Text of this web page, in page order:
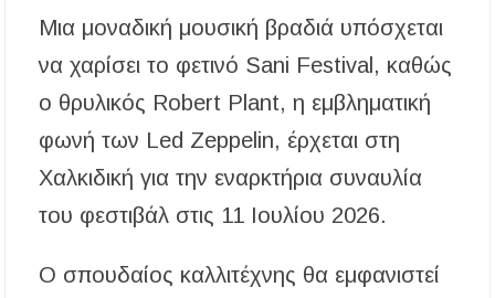
Χαλκιδική: Απαγόρευση κυκλοφορίας σε
δασικές περιοχές την Κυριακή 9 Αυγούστου
λόγω υψηλού κινδύνου πυρκαγιάς
Η Ελένη Τσαλιγοπούλου στη Σιθωνία –
Συναυλία στο Γυμνάσιο Νέου Μαρμαρά
τηλεφωνικής εξαπάτησης ανηλίκου – Έκκληση
Δράση περισυλλογής αδέσποτων ζώων στα
Μια μοναδική μουσική βραδιά υπόσχεται
να χαρίσει το φετινό Sani Festival, καθώς
ο θρυλικός Robert Plant, η εμβληματική
φωνή των Led Zeppelin, έρχεται στη
Χαλκιδική για την εναρκτήρια συναυλία
του φεστιβάλ στις 11 Ιουλίου 2026.
Ο σπουδαίος καλλιτέχνης θα εμφανιστεί